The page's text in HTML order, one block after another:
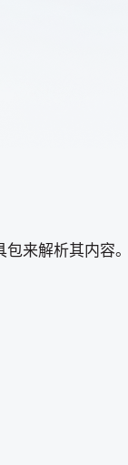
来解析其内容。